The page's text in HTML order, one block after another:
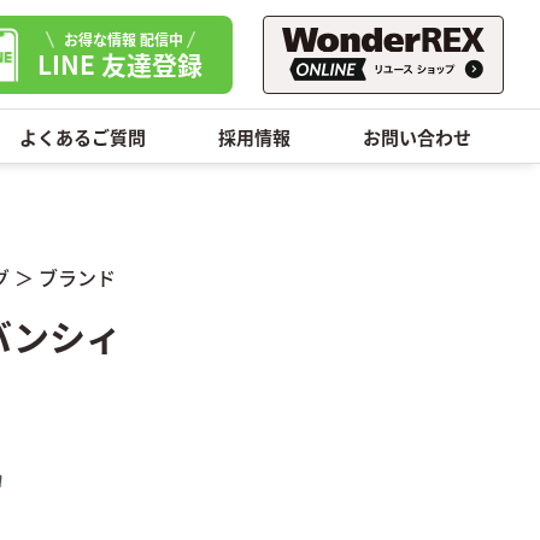
お得な情報 配信中
LINE 友達登録
よくあるご質問 採用情報 お問い合わせ
＞ ブランド
シィ